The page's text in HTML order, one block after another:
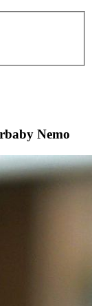
Nemo